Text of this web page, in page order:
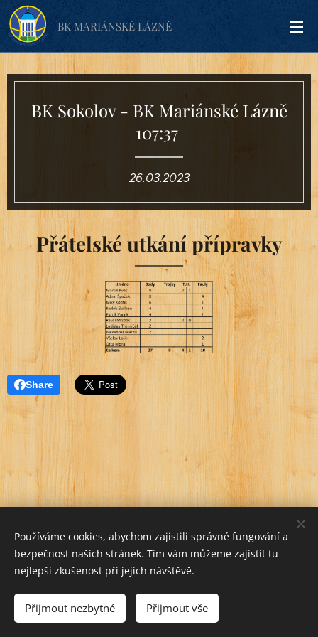
BK MARIÁNSKÉ LÁZNĚ
BK Sokolov - BK Mariánské Lázně
107:37
26.03.2023
Přátelské utkání přípravky
Share
Vytvořeno službou Webnode
Používáme cookies, abychom zajistili správné fungování a
bezpečnost našich stránek. Tím vám můžeme zajistit tu
nejlepší zkušenost při jejich návštěvě.
Přijmout nezbytné Přijmout vše